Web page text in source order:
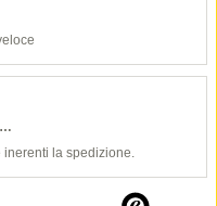
inerenti la spedizione.